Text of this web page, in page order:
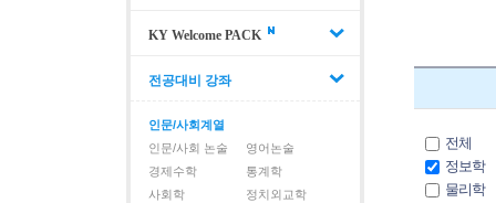
KY Welcome PACK
전공대비 강좌
인문/사회계열
인문/사회 논술
영어논술
경제수학
통계학
사회학
정치외교학
전체
정보학
물리학